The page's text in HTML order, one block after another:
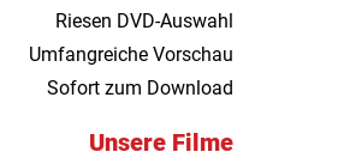
Riesen DVD-Auswahl
Umfangreiche Vorschau
Sofort zum Download
Unsere Filme